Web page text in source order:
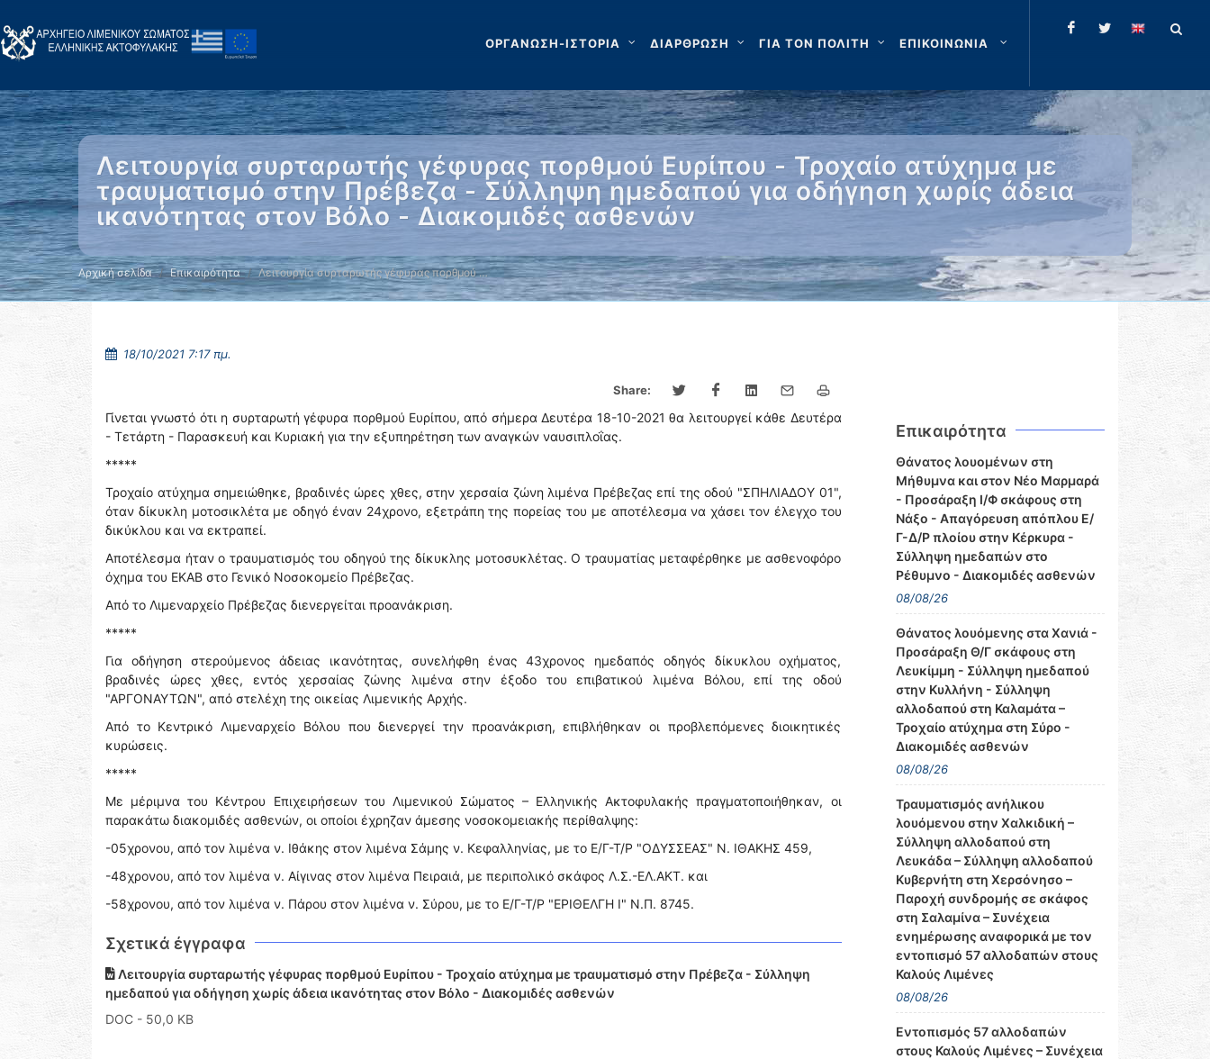
ΟΡΓΑΝΩΣΗ-ΙΣΤΟΡΙΑ ΔΙΑΡΘΡΩΣΗ ΓΙΑ ΤΟΝ ΠΟΛΙΤΗ ΕΠΙΚΟΙΝΩΝΙΑ
Λειτουργία συρταρωτής γέφυρας πορθμού Ευρίπου - Τροχαίο ατύχημα με
τραυματισμό στην Πρέβεζα - Σύλληψη ημεδαπού για οδήγηση χωρίς άδεια
ικανότητας στον Βόλο - Διακομιδές ασθενών
Αρχική σελίδα Επικαιρότητα Λειτουργία συρταρωτής γέφυρας πορθμού …
18/10/2021 7:17 πμ.
Share:
Γίνεται γνωστό ότι η συρταρωτή γέφυρα πορθμού Ευρίπου, από σήμερα Δευτέρα 18-10-2021 θα λειτουργεί κάθε Δευτέρα
- Τετάρτη - Παρασκευή και Κυριακή για την εξυπηρέτηση των αναγκών ναυσιπλοΐας.
*****
Τροχαίο ατύχημα σημειώθηκε, βραδινές ώρες χθες, στην χερσαία ζώνη λιμένα Πρέβεζας επί της οδού "ΣΠΗΛΙΑΔΟΥ 01",
όταν δίκυκλη μοτοσικλέτα με οδηγό έναν 24χρονο, εξετράπη της πορείας του με αποτέλεσμα να χάσει τον έλεγχο του
δικύκλου και να εκτραπεί.
Αποτέλεσμα ήταν ο τραυματισμός του οδηγού της δίκυκλης μοτοσυκλέτας. Ο τραυματίας μεταφέρθηκε με ασθενοφόρο
όχημα του ΕΚΑΒ στο Γενικό Νοσοκομείο Πρέβεζας.
Από το Λιμεναρχείο Πρέβεζας διενεργείται προανάκριση.
*****
Για οδήγηση στερούμενος άδειας ικανότητας, συνελήφθη ένας 43χρονος ημεδαπός οδηγός δίκυκλου οχήματος,
βραδινές ώρες χθες, εντός χερσαίας ζώνης λιμένα στην έξοδο του επιβατικού λιμένα Βόλου, επί της οδού
"ΑΡΓΟΝΑΥΤΩΝ", από στελέχη της οικείας Λιμενικής Αρχής.
Από το Κεντρικό Λιμεναρχείο Βόλου που διενεργεί την προανάκριση, επιβλήθηκαν οι προβλεπόμενες διοικητικές
κυρώσεις.
*****
Με μέριμνα του Κέντρου Επιχειρήσεων του Λιμενικού Σώματος – Ελληνικής Ακτοφυλακής πραγματοποιήθηκαν, οι
παρακάτω διακομιδές ασθενών, οι οποίοι έχρηζαν άμεσης νοσοκομειακής περίθαλψης:
-05χρονου, από τον λιμένα ν. Ιθάκης στον λιμένα Σάμης ν. Κεφαλληνίας, με το Ε/Γ-Τ/Ρ "ΟΔΥΣΣΕΑΣ" Ν. ΙΘΑΚΗΣ 459,
-48χρονου, από τον λιμένα ν. Αίγινας στον λιμένα Πειραιά, με περιπολικό σκάφος Λ.Σ.-ΕΛ.ΑΚΤ. και
-58χρονου, από τον λιμένα ν. Πάρου στον λιμένα ν. Σύρου, με το Ε/Γ-Τ/Ρ "ΕΡΙΘΕΛΓΗ Ι" Ν.Π. 8745.
Σχετικά έγγραφα
Λειτουργία συρταρωτής γέφυρας πορθμού Ευρίπου - Τροχαίο ατύχημα με τραυματισμό στην Πρέβεζα - Σύλληψη
ημεδαπού για οδήγηση χωρίς άδεια ικανότητας στον Βόλο - Διακομιδές ασθενών
DOC - 50,0 KB
Επικαιρότητα
Θάνατος λουομένων στη
Μήθυμνα και στον Νέο Μαρμαρά
- Προσάραξη Ι/Φ σκάφους στη
Νάξο - Απαγόρευση απόπλου Ε/
Γ-Δ/Ρ πλοίου στην Κέρκυρα -
Σύλληψη ημεδαπών στο
Ρέθυμνο - Διακομιδές ασθενών
08/08/26
Θάνατος λουόμενης στα Χανιά -
Προσάραξη Θ/Γ σκάφους στη
Λευκίμμη - Σύλληψη ημεδαπού
στην Κυλλήνη - Σύλληψη
αλλοδαπού στη Καλαμάτα –
Τροχαίο ατύχημα στη Σύρο -
Διακομιδές ασθενών
08/08/26
Τραυματισμός ανήλικου
λουόμενου στην Χαλκιδική –
Σύλληψη αλλοδαπού στη
Λευκάδα – Σύλληψη αλλοδαπού
Κυβερνήτη στη Χερσόνησο –
Παροχή συνδρομής σε σκάφος
στη Σαλαμίνα – Συνέχεια
ενημέρωσης αναφορικά με τον
εντοπισμό 57 αλλοδαπών στους
Καλούς Λιμένες
08/08/26
Εντοπισμός 57 αλλοδαπών
στους Καλούς Λιμένες – Συνέχεια